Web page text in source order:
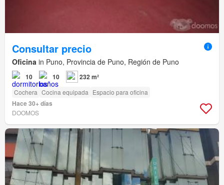
Consultar precio
Oficina in Puno, Provincia de Puno, Región de Puno
10 10 232 m²
Cochera Cocina equipada Espacio para oficina
Hace 30+ días
DOOMOS